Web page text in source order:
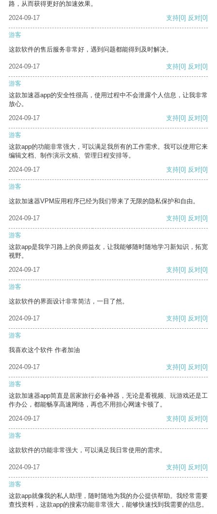
路，从而获得更好的加速效果。
2024-09-17
支持[0] 反对[0]
游客
这款软件的售后服务非常好，遇到问题都能得到及时解决。
2024-09-17 支持[0] 反对[0]
游客
这款加速器app的安全性很高，使用过程中不会泄露个人信息，让我非常
放心。
2024-09-17
支持[0] 反对[0]
游客
这款app的功能非常强大，可以满足我所有的工作需求。我可以使用它来
编辑文档、制作演示文稿、管理日程安排等。
2024-09-17
支持[0] 反对[0]
游客
这款加速器VPM应用程序已经为我们带来了无限的隐私保护和自由。
2024-09-17 支持[0] 反对[0]
游客
这款app是我学习路上的良师益友，让我能够随时随地学习新知识，拓宽
视野。
2024-09-17
支持[0] 反对[0]
游客
这款软件的界面设计非常简洁，一目了然。
2024-09-17 支持[0] 反对[0]
游客
我喜欢这个软件 作者加油
2024-09-17 支持[0] 反对[0]
游客
这款加速器app简直是居家旅行必备神器，无论是看视频、玩游戏还是工
作办公，都能畅享高速网络，再也不用担心网速卡顿了。
2024-09-17
支持[0] 反对[0]
游客
这款软件的功能非常强大，可以满足我日常使用的需求。
2024-09-17 支持[0] 反对[0]
游客
这款app就像我的私人助理，随时随地为我的办公提供帮助。我经常需要
查找资料，这款app的搜索功能非常强大，能够快速找到我需要的信息。